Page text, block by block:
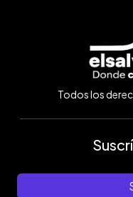
Todos los